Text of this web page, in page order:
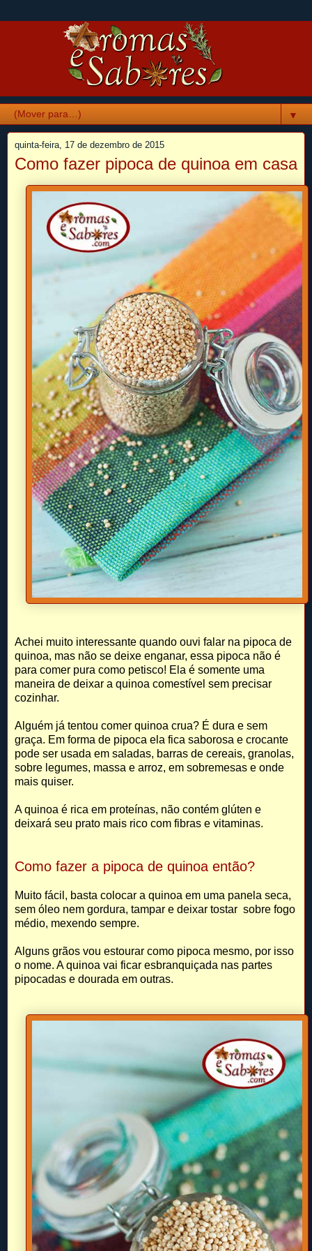
▼
quinta-feira, 17 de dezembro de 2015
Como fazer pipoca de quinoa em casa
Achei muito interessante quando ouvi falar na pipoca de
quinoa, mas não se deixe enganar, essa pipoca não é
para comer pura como petisco! Ela é somente uma
maneira de deixar a quinoa comestível sem precisar
cozinhar.
Alguém já tentou comer quinoa crua? É dura e sem
graça. Em forma de pipoca ela fica saborosa e crocante
pode ser usada em saladas, barras de cereais, granolas,
sobre legumes, massa e arroz, em sobremesas e onde
mais quiser.
A quinoa é rica em proteínas, não contém glúten e
deixará seu prato mais rico com fibras e vitaminas.
Como fazer a pipoca de quinoa então?
Muito fácil, basta colocar a quinoa em uma panela seca,
sem óleo nem gordura, tampar e deixar tostar sobre fogo
médio, mexendo sempre.
Alguns grãos vou estourar como pipoca mesmo, por isso
o nome. A quinoa vai ficar esbranquiçada nas partes
pipocadas e dourada em outras.